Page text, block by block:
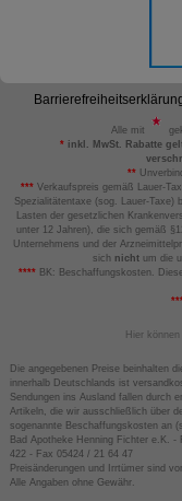
Alle mit
*inkl. MwSt. Rabatte
**
*** Verkaufspreis gemäß Lauer-
Spezialitätentaxe (sog. Lauer-Taxe)
Lasten der gesetzlichen
unter 12 Jahren), die sich gemäß
Unternehmens und der
sich nicht um die
****BK: Beschaffungskosten.
Hier
Die angegebenen Preise beinhalten
innerhalb Deutschlands ist
Sendungen ins Ausland fallen durch
Artikeln, die wir ausschließlich über
sogenannte Beschaffungskosten an
Bad Apotheke Henning Fichter e.K. -
422 - Fax 05424 / 21 64 47
Preisänderungen und Irrtümer sind
Alle Angaben ohne Gewähr.